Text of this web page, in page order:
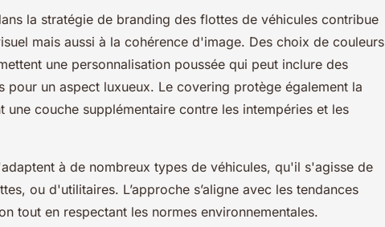
la stratégie de branding des flottes de véhicules contribue
mais aussi à la cohérence d'image. Des choix de couleurs
une personnalisation poussée qui peut inclure des
pour un aspect luxueux. Le covering protège également la
une couche supplémentaire contre les intempéries et les
à de nombreux types de véhicules, qu'il s'agisse de
ou d'utilitaires. L’approche s’aligne avec les tendances
tout en respectant les normes environnementales.